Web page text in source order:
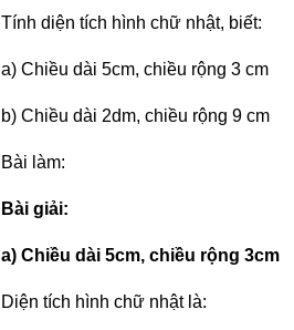
Tính diện tích hình chữ nhật, biết:
a) Chiều dài 5cm, chiều rộng 3 cm
b) Chiều dài 2dm, chiều rộng 9 cm
Bài làm:
Bài giải:
a) Chiều dài 5cm, chiều rộng 3cm
Diện tích hình chữ nhật là: